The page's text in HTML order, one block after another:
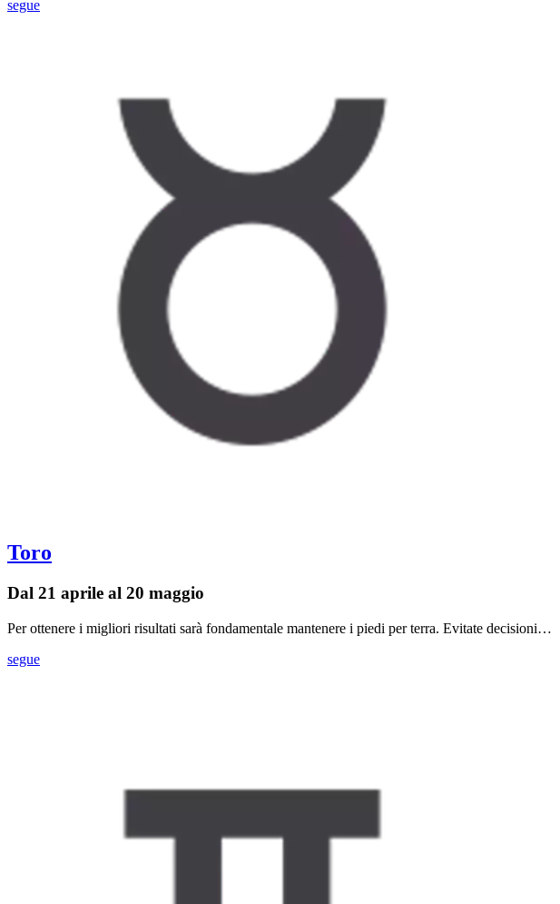
segue
Toro
Dal 21 aprile al 20 maggio
Per ottenere i migliori risultati sarà fondamentale mantenere i piedi per terra. Evitate decisioni…
segue